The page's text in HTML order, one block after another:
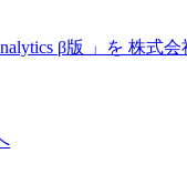
β版 」を 株式